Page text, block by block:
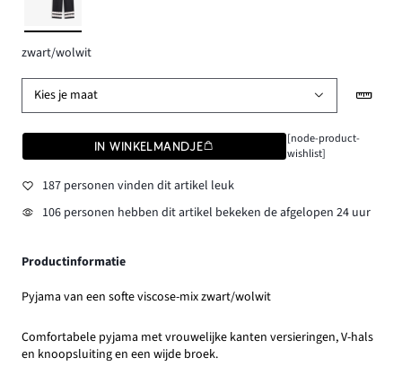
zwart/wolwit
Kies je maat
IN WINKELMANDJE
[node-product-
wishlist]
187 personen vinden dit artikel leuk
106 personen hebben dit artikel bekeken de afgelopen 24 uur
Productinformatie
Pyjama van een softe viscose-mix zwart/wolwit
Comfortabele pyjama met vrouwelijke kanten versieringen, V-hals
en knoopsluiting en een wijde broek.